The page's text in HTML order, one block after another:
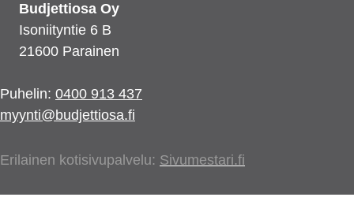
Budjettiosa Oy
Isoniityntie 6 B
21600 Parainen
Puhelin: 0400 913 437
myynti@budjettiosa.fi
Erilainen kotisivupalvelu: Sivumestari.fi